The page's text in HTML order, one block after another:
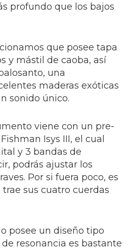
profundo que los bajos
que posee tapa
y mástil de caoba, así
una
maderas exóticas
sonido único.
viene con un pre-
Isys III, el cual
y 3 bandas de
podrás ajustar los
Por si fuera poco, es
sus cuatro cuerdas
posee un diseño tipo
resonancia es bastante